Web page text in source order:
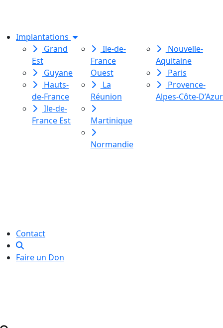
Implantations
Grand
Est
Guyane
Hauts-
de-France
Ile-de-
France Est
Ile-de-
France
Ouest
La
Réunion
Martinique
Normandie
Nouvelle-
Aquitaine
Paris
Provence-
Alpes-Côte-D’Azur
Contact
Faire un Don